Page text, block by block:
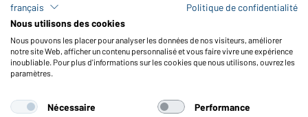
FAQ / Manuel d' utilisation
Vérifier le stock
Reporting system according to whistleblower protection act
Fonctions et entretien
Conseils d'entretien
français
Politique de confidentialité
Nous utilisons des cookies
Nous pouvons les placer pour analyser les données de nos visiteurs, améliorer
notre site Web, afficher un contenu personnalisé et vous faire vivre une expérience
inoubliable. Pour plus d'informations sur les cookies que nous utilisons, ouvrez les
paramètres.
Nécessaire Performance